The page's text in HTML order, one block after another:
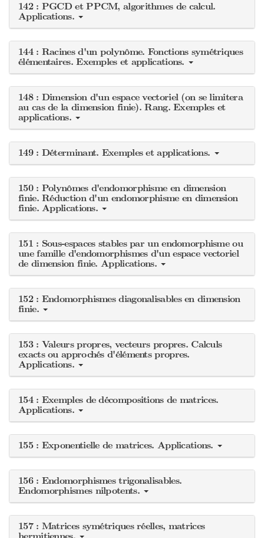
142 : PGCD et PPCM, algorithmes de calcul.
Applications.
144 : Racines d'un polynôme. Fonctions symétriques
élémentaires. Exemples et applications.
148 : Dimension d'un espace vectoriel (on se limitera
au cas de la dimension finie). Rang. Exemples et
applications.
149 : Déterminant. Exemples et applications.
150 : Polynômes d'endomorphisme en dimension
finie. Réduction d'un endomorphisme en dimension
finie. Applications.
151 : Sous-espaces stables par un endomorphisme ou
une famille d'endomorphismes d'un espace vectoriel
de dimension finie. Applications.
152 : Endomorphismes diagonalisables en dimension
finie.
153 : Valeurs propres, vecteurs propres. Calculs
exacts ou approchés d'éléments propres.
Applications.
154 : Exemples de décompositions de matrices.
Applications.
155 : Exponentielle de matrices. Applications.
156 : Endomorphismes trigonalisables.
Endomorphismes nilpotents.
157 : Matrices symétriques réelles, matrices